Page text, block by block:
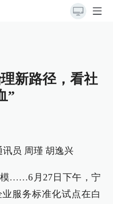
新路径，看社
”
员 周瑾 胡逸兴
……6月27日下午，宁
服务标准化试点在白